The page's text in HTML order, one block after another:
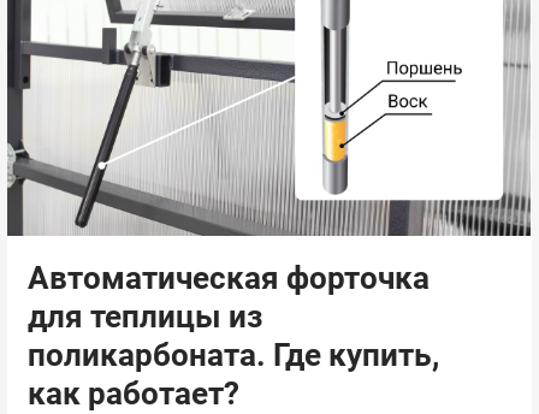
Автоматическая форточка
для теплицы из
поликарбоната. Где купить,
как работает?